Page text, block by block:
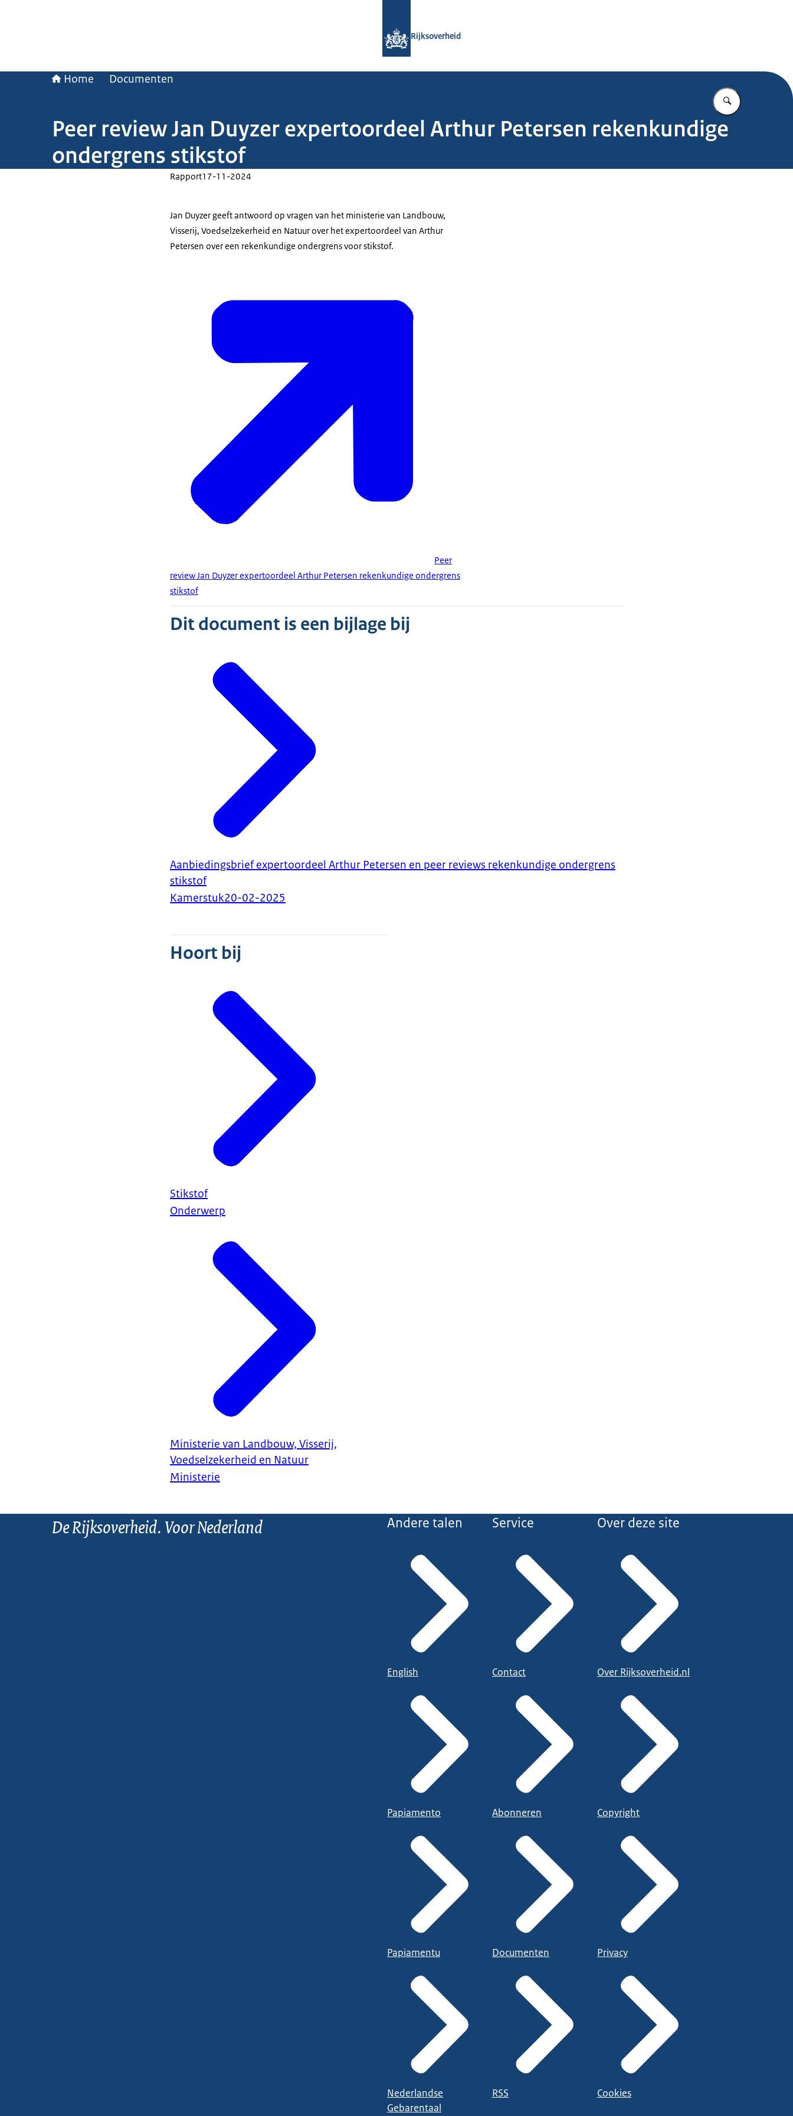
Rijksoverheid
Home Documenten
Vul in wat u
Peer review Jan Duyzer expertoordeel Arthur Petersen rekenkundige
ondergrens stikstof
Rapport17-11-2024
Jan Duyzer geeft antwoord op vragen van het ministerie van Landbouw,
Visserij, Voedselzekerheid en Natuur over het expertoordeel van Arthur
Petersen over een rekenkundige ondergrens voor stikstof.
Peer
review Jan Duyzer expertoordeel Arthur Petersen rekenkundige ondergrens
stikstof
Dit document is een bijlage bij
Aanbiedingsbrief expertoordeel Arthur Petersen en peer reviews rekenkundige ondergrens
stikstof
Kamerstuk20-02-2025
Hoort bij
Stikstof
Onderwerp
Ministerie van Landbouw, Visserij,
Voedselzekerheid en Natuur
Ministerie
De Rijksoverheid. Voor Nederland Andere talen
English
Papiamento
Papiamentu
Nederlandse
Gebarentaal
Service
Contact
Abonneren
Documenten
RSS
Over deze site
Over Rijksoverheid.nl
Copyright
Privacy
Cookies